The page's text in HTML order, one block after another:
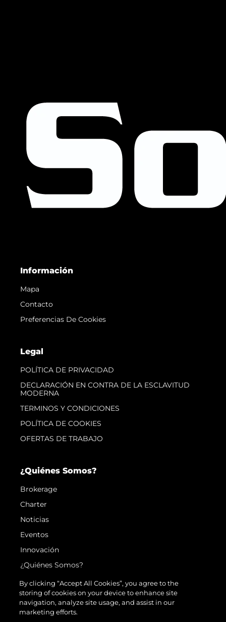
Información
Mapa
Contacto
Preferencias De Cookies
Legal
POLÍTICA DE PRIVACIDAD
DECLARACIÓN EN CONTRA DE LA ESCLAVITUD
MODERNA
TERMINOS Y CONDICIONES
POLÍTICA DE COOKIES
OFERTAS DE TRABAJO
¿Quiénes Somos?
Brokerage
Charter
Noticias
Eventos
Innovación
¿Quiénes Somos?
El Equipo
Estilo De Vida
Historia
By clicking “Accept All Cookies”, you agree to the
storing of cookies on your device to enhance site
navigation, analyze site usage, and assist in our
marketing efforts.